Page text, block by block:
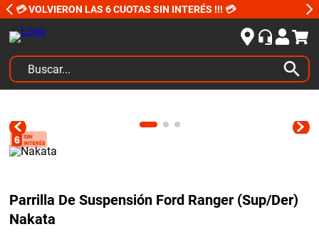
💳 VOLVIERON LAS 6 CUOTAS SIN INTERÉS !!! 💳
Buscar...
Parrilla De Suspensión Ford Ranger (Sup/Der)
Nakata
1.
2.
amortiguadores
4.
kit distribución
5.
bujias ngk